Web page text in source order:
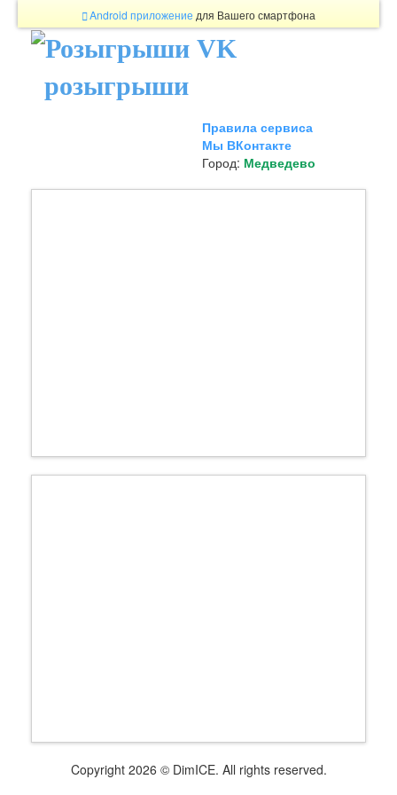
Android приложение для Вашего смартфона
розыгрыши
Правила сервиса
Мы ВКонтакте
Город: Медведево
Copyright 2026 © DimICE. All rights reserved.